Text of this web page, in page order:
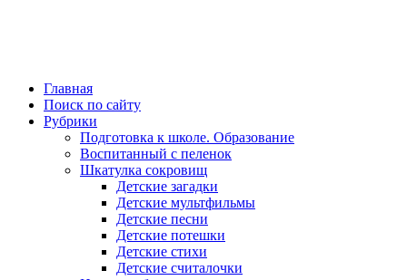
Главная
Поиск по сайту
Рубрики
Подготовка к школе. Образование
Воспитанный с пеленок
Шкатулка сокровищ
Детские загадки
Детские мультфильмы
Детские песни
Детские потешки
Детские стихи
Детские считалочки